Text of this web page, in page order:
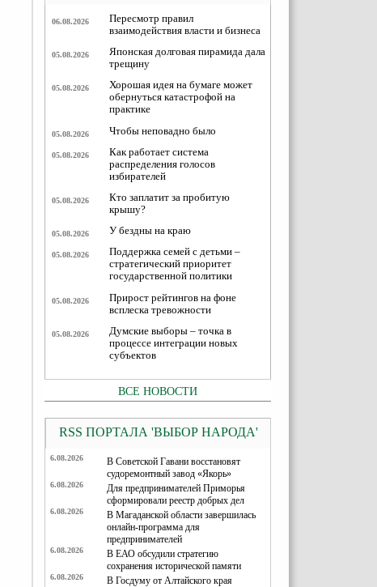
06.08.2026
Пересмотр правил
взаимодействия власти и бизнеса
05.08.2026
Японская долговая пирамида дала
трещину
05.08.2026
Хорошая идея на бумаге может
обернуться катастрофой на
практике
05.08.2026 Чтобы неповадно было
05.08.2026
Как работает система
распределения голосов
избирателей
05.08.2026
Кто заплатит за пробитую
крышу?
05.08.2026 У бездны на краю
05.08.2026
Поддержка семей с детьми –
стратегический приоритет
государственной политики
05.08.2026
Прирост рейтингов на фоне
всплеска тревожности
05.08.2026
Думские выборы – точка в
процессе интеграции новых
субъектов
ВСЕ НОВОСТИ
RSS ПОРТАЛА 'ВЫБОР НАРОДА'
6.08.2026
В Советской Гавани восстановят
судоремонтный завод «Якорь»
6.08.2026
Для предпринимателей Приморья
сформировали реестр добрых дел
6.08.2026
В Магаданской области завершилась
онлайн-программа для
предпринимателей
6.08.2026
В ЕАО обсудили стратегию
сохранения исторической памяти
6.08.2026
В Госдуму от Алтайского края